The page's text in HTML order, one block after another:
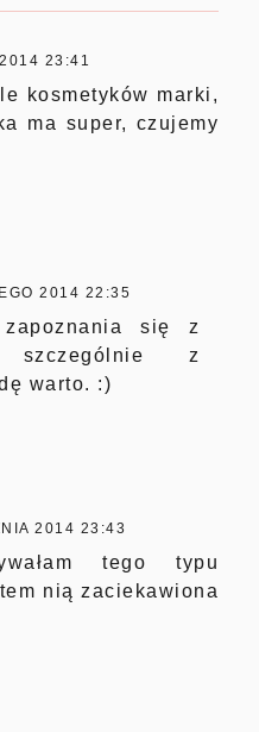
23:41
kosmetyków marki,
ma super, czujemy
2014 22:35
się z
szczególnie z
warto. :)
2014 23:43
tego typu
nią zaciekawiona